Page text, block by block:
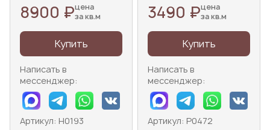
8900 ₽цена
за кв.м
Купить
Написать в
мессенджер:
Артикул: Н0193
3490 ₽цена
за кв.м
Купить
Написать в
мессенджер:
Артикул: Р0472